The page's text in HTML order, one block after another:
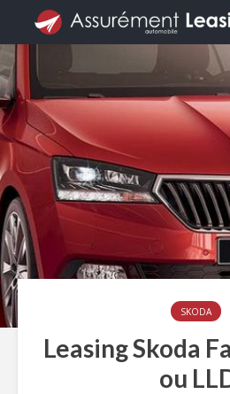
SKODA
Leasing Skoda
ou